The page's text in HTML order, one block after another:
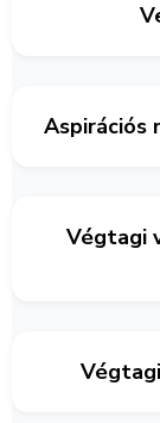
Aspirációs
Végtagi